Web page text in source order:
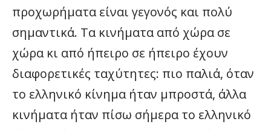
προχωρήματα είναι γεγονός και πολύ
σημαντικά. Τα κινήματα από χώρα σε
χώρα κι από ήπειρο σε ήπειρο έχουν
διαφορετικές ταχύτητες: πιο παλιά, όταν
το ελληνικό κίνημα ήταν μπροστά, άλλα
κινήματα ήταν πίσω σήμερα το ελληνικό